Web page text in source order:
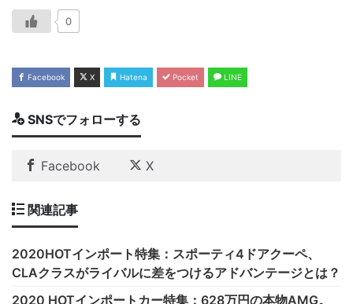
0
Facebook X Hatena Pocket LINE
SNSでフォローする
Facebook X
関連記事
2020HOTインポート特集：スポーティ4ドアクーペ、
CLAクラスがライバルに差をつけるアドバンテージとは？
2020 HOTインポートカー特集：628万円の本物AMG。